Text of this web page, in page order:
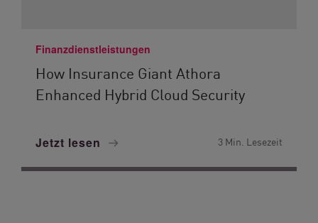
Finanzdienstleistungen
How Insurance Giant Athora
Enhanced Hybrid Cloud Security
Jetzt lesen 3 Min. Lesezeit